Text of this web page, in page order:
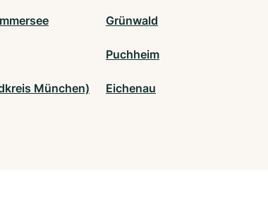
Grünwald
Puchheim
München) Eichenau